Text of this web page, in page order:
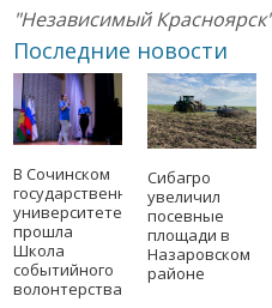
"Независимый
Последние новости
В Сочинском
государственном
университете
прошла
Школа
событийного
волонтерства
Сибагро
увеличил
посевные
площади в
Назаровском
районе